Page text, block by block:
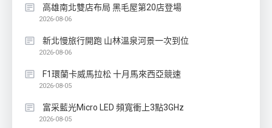
高雄南北雙店布局 黑毛屋第20店登場
2026-08-06
新北慢旅行開跑 山林溫泉河景一次到位
2026-08-06
F1環蘭卡威馬拉松 十月馬來西亞競速
2026-08-05
富采藍光Micro LED 頻寬衝上3點3GHz
2026-08-05